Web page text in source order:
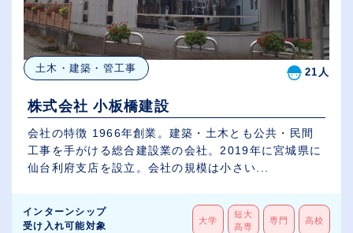
土木・建築・管工事 21人
株式会社 小板橋建設
会社の特徴 1966年創業。建築・土木とも公共・民間
工事を手がける総合建設業の会社。2019年に宮城県に
仙台利府支店を設立。会社の規模は小さい...
インターンシップ
受け入れ可能対象
大学
短大
高専
専門 高校